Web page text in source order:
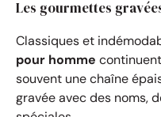
Les gourmettes
Classiques et
pour homme
souvent une chaîne
gravée avec des noms,